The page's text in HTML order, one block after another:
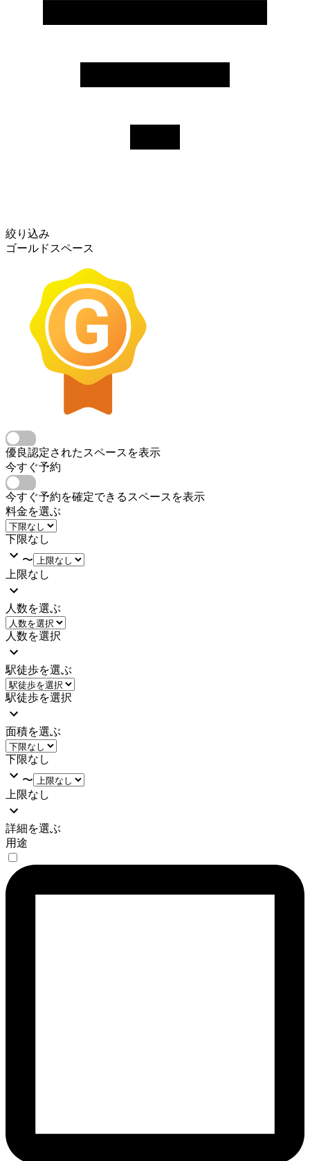
絞り込み
ゴールドスペース
優良認定されたスペースを表示
今すぐ予約
今すぐ予約を確定できるスペースを表示
料金を選ぶ
下限なし
〜
上限なし
人数を選ぶ
人数を選択
駅徒歩を選ぶ
駅徒歩を選択
面積を選ぶ
下限なし
〜
上限なし
詳細を選ぶ
用途